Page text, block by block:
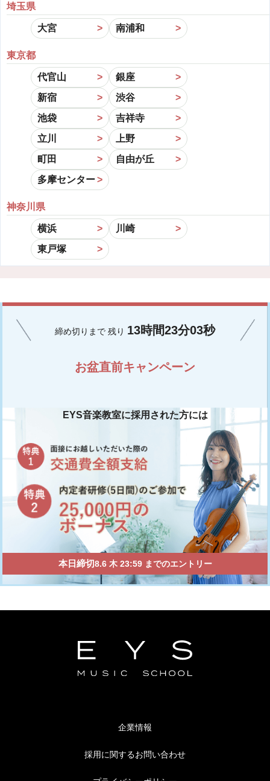
埼玉県
大宮 南浦和
東京都
代官山
銀座
新宿
渋谷
池袋
吉祥寺
立川
上野
町田
自由が丘
多摩センター
神奈川県
横浜
川崎
東戸塚
お盆直前キャンペーン
EYS音楽教室に採用された方には
本日締切8.6 木23:59 までのエントリー
締め切りまで 残り 13時間23分03秒
企業情報
採用に関するお問い合わせ